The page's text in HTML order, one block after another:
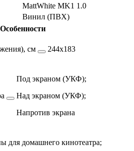
MattWhite MK1 1.0
Винил (ПВХ)
Особенности
см 244х183
Под экраном (УКФ);
Над экраном (УКФ);
Напротив экрана
для домашнего кинотеатра;